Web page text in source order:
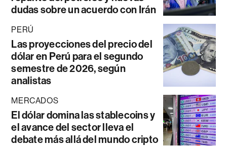
dudas sobre un acuerdo con Irán
PERÚ
Las proyecciones del precio del
dólar en Perú para el segundo
semestre de 2026, según
analistas
MERCADOS
El dólar domina las stablecoins y
el avance del sector lleva el
debate más allá del mundo cripto